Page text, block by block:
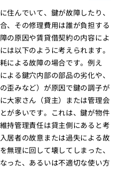
住んでいて、鍵が故障したり、
、その修理費用は誰が負担する
の原因や賃貸借契約の内容によ
は以下のように考えられます。
による故障の場合です。例え
よる鍵穴内部の部品の劣化や、
歪みなど）が原因で鍵の調子が
大家さん（貸主）または管理会
が多いです。これは、鍵が物件
持管理責任は貸主側にあると考
居者の故意または過失による故
無理に回して壊してしまった、
った、あるいは不適切な使い方